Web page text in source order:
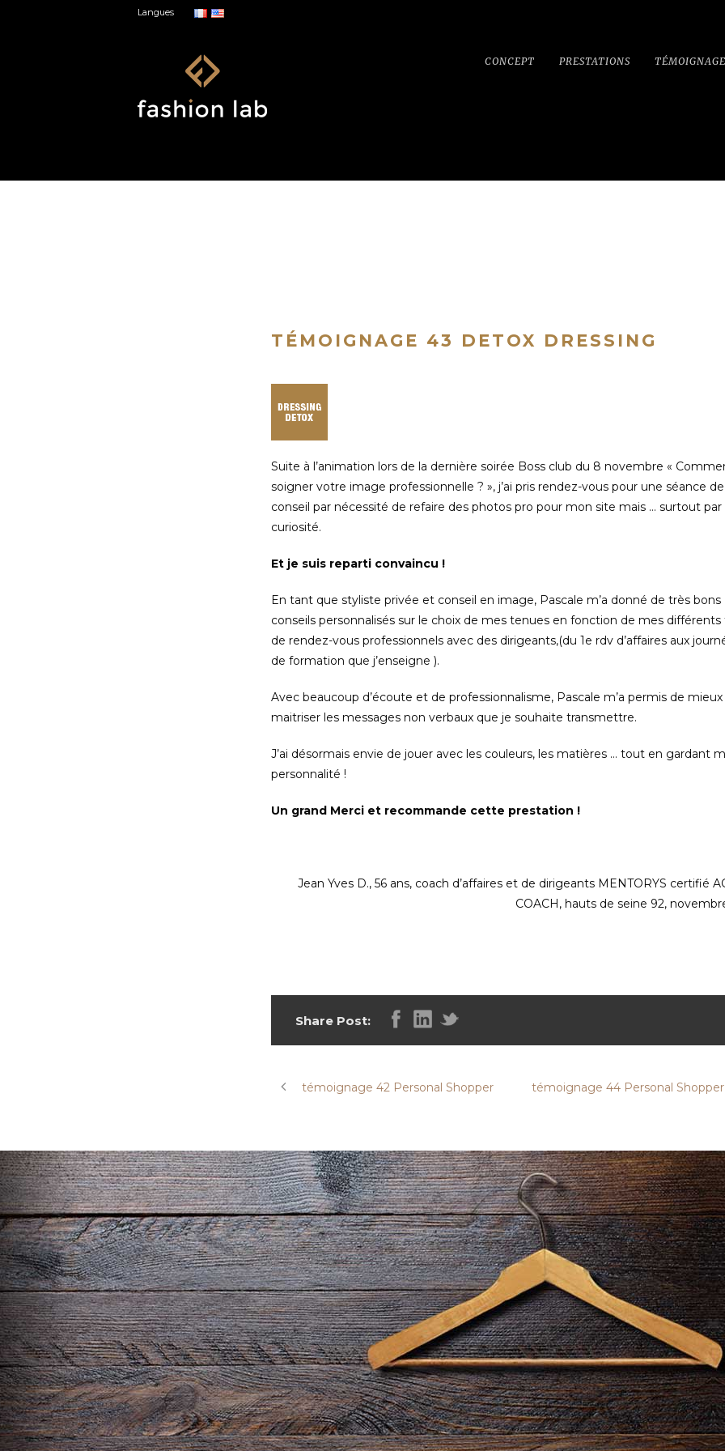
Langues
CONCEPT PRESTATIONS
TÉMOIGNAGE 43 DETOX DRESSING
Suite à l’animation lors de la dernière soirée Boss club du 8 novembre «
soigner votre image professionnelle ? », j’ai pris rendez-vous pour une séance de
conseil par nécessité de refaire des photos pro pour mon site mais … surtout par
curiosité.
Et je suis reparti convaincu !
En tant que styliste privée et conseil en image, Pascale m’a donné de très bons
conseils personnalisés sur le choix de mes tenues en fonction de mes différents
de rendez-vous professionnels avec des dirigeants,(du 1e rdv d’affaires aux
de formation que j’enseigne ).
Avec beaucoup d’écoute et de professionnalisme, Pascale m’a permis de mieux
maitriser les messages non verbaux que je souhaite transmettre.
J’ai désormais envie de jouer avec les couleurs, les matières … tout en gardant
personnalité !
Un grand Merci et recommande cette prestation !
Jean Yves D., 56 ans, coach d’affaires et de dirigeants MENTORYS certifié
COACH, hauts de seine 92,
Share Post:
témoignage 42 Personal Shopper témoignage 44 Personal Shopper